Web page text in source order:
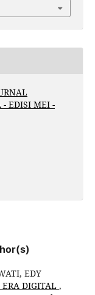
- EDISI MEI -
EDY
DIGITAL ,